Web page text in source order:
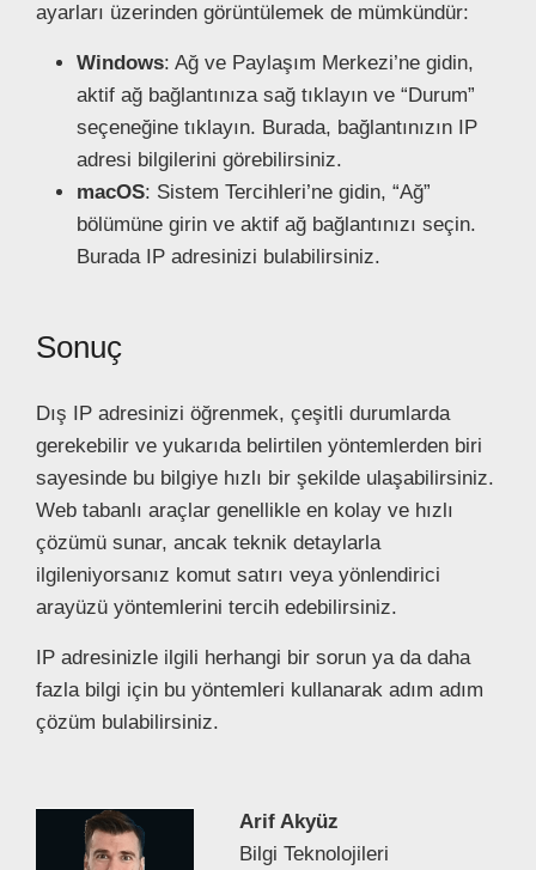
ayarları üzerinden görüntülemek de mümkündür:
Windows: Ağ ve Paylaşım Merkezi’ne gidin,
aktif ağ bağlantınıza sağ tıklayın ve “Durum”
seçeneğine tıklayın. Burada, bağlantınızın IP
adresi bilgilerini görebilirsiniz.
macOS: Sistem Tercihleri’ne gidin, “Ağ”
bölümüne girin ve aktif ağ bağlantınızı seçin.
Burada IP adresinizi bulabilirsiniz.
Sonuç
Dış IP adresinizi öğrenmek, çeşitli durumlarda
gerekebilir ve yukarıda belirtilen yöntemlerden biri
sayesinde bu bilgiye hızlı bir şekilde ulaşabilirsiniz.
Web tabanlı araçlar genellikle en kolay ve hızlı
çözümü sunar, ancak teknik detaylarla
ilgileniyorsanız komut satırı veya yönlendirici
arayüzü yöntemlerini tercih edebilirsiniz.
IP adresinizle ilgili herhangi bir sorun ya da daha
fazla bilgi için bu yöntemleri kullanarak adım adım
çözüm bulabilirsiniz.
Arif Akyüz
Bilgi Teknolojileri